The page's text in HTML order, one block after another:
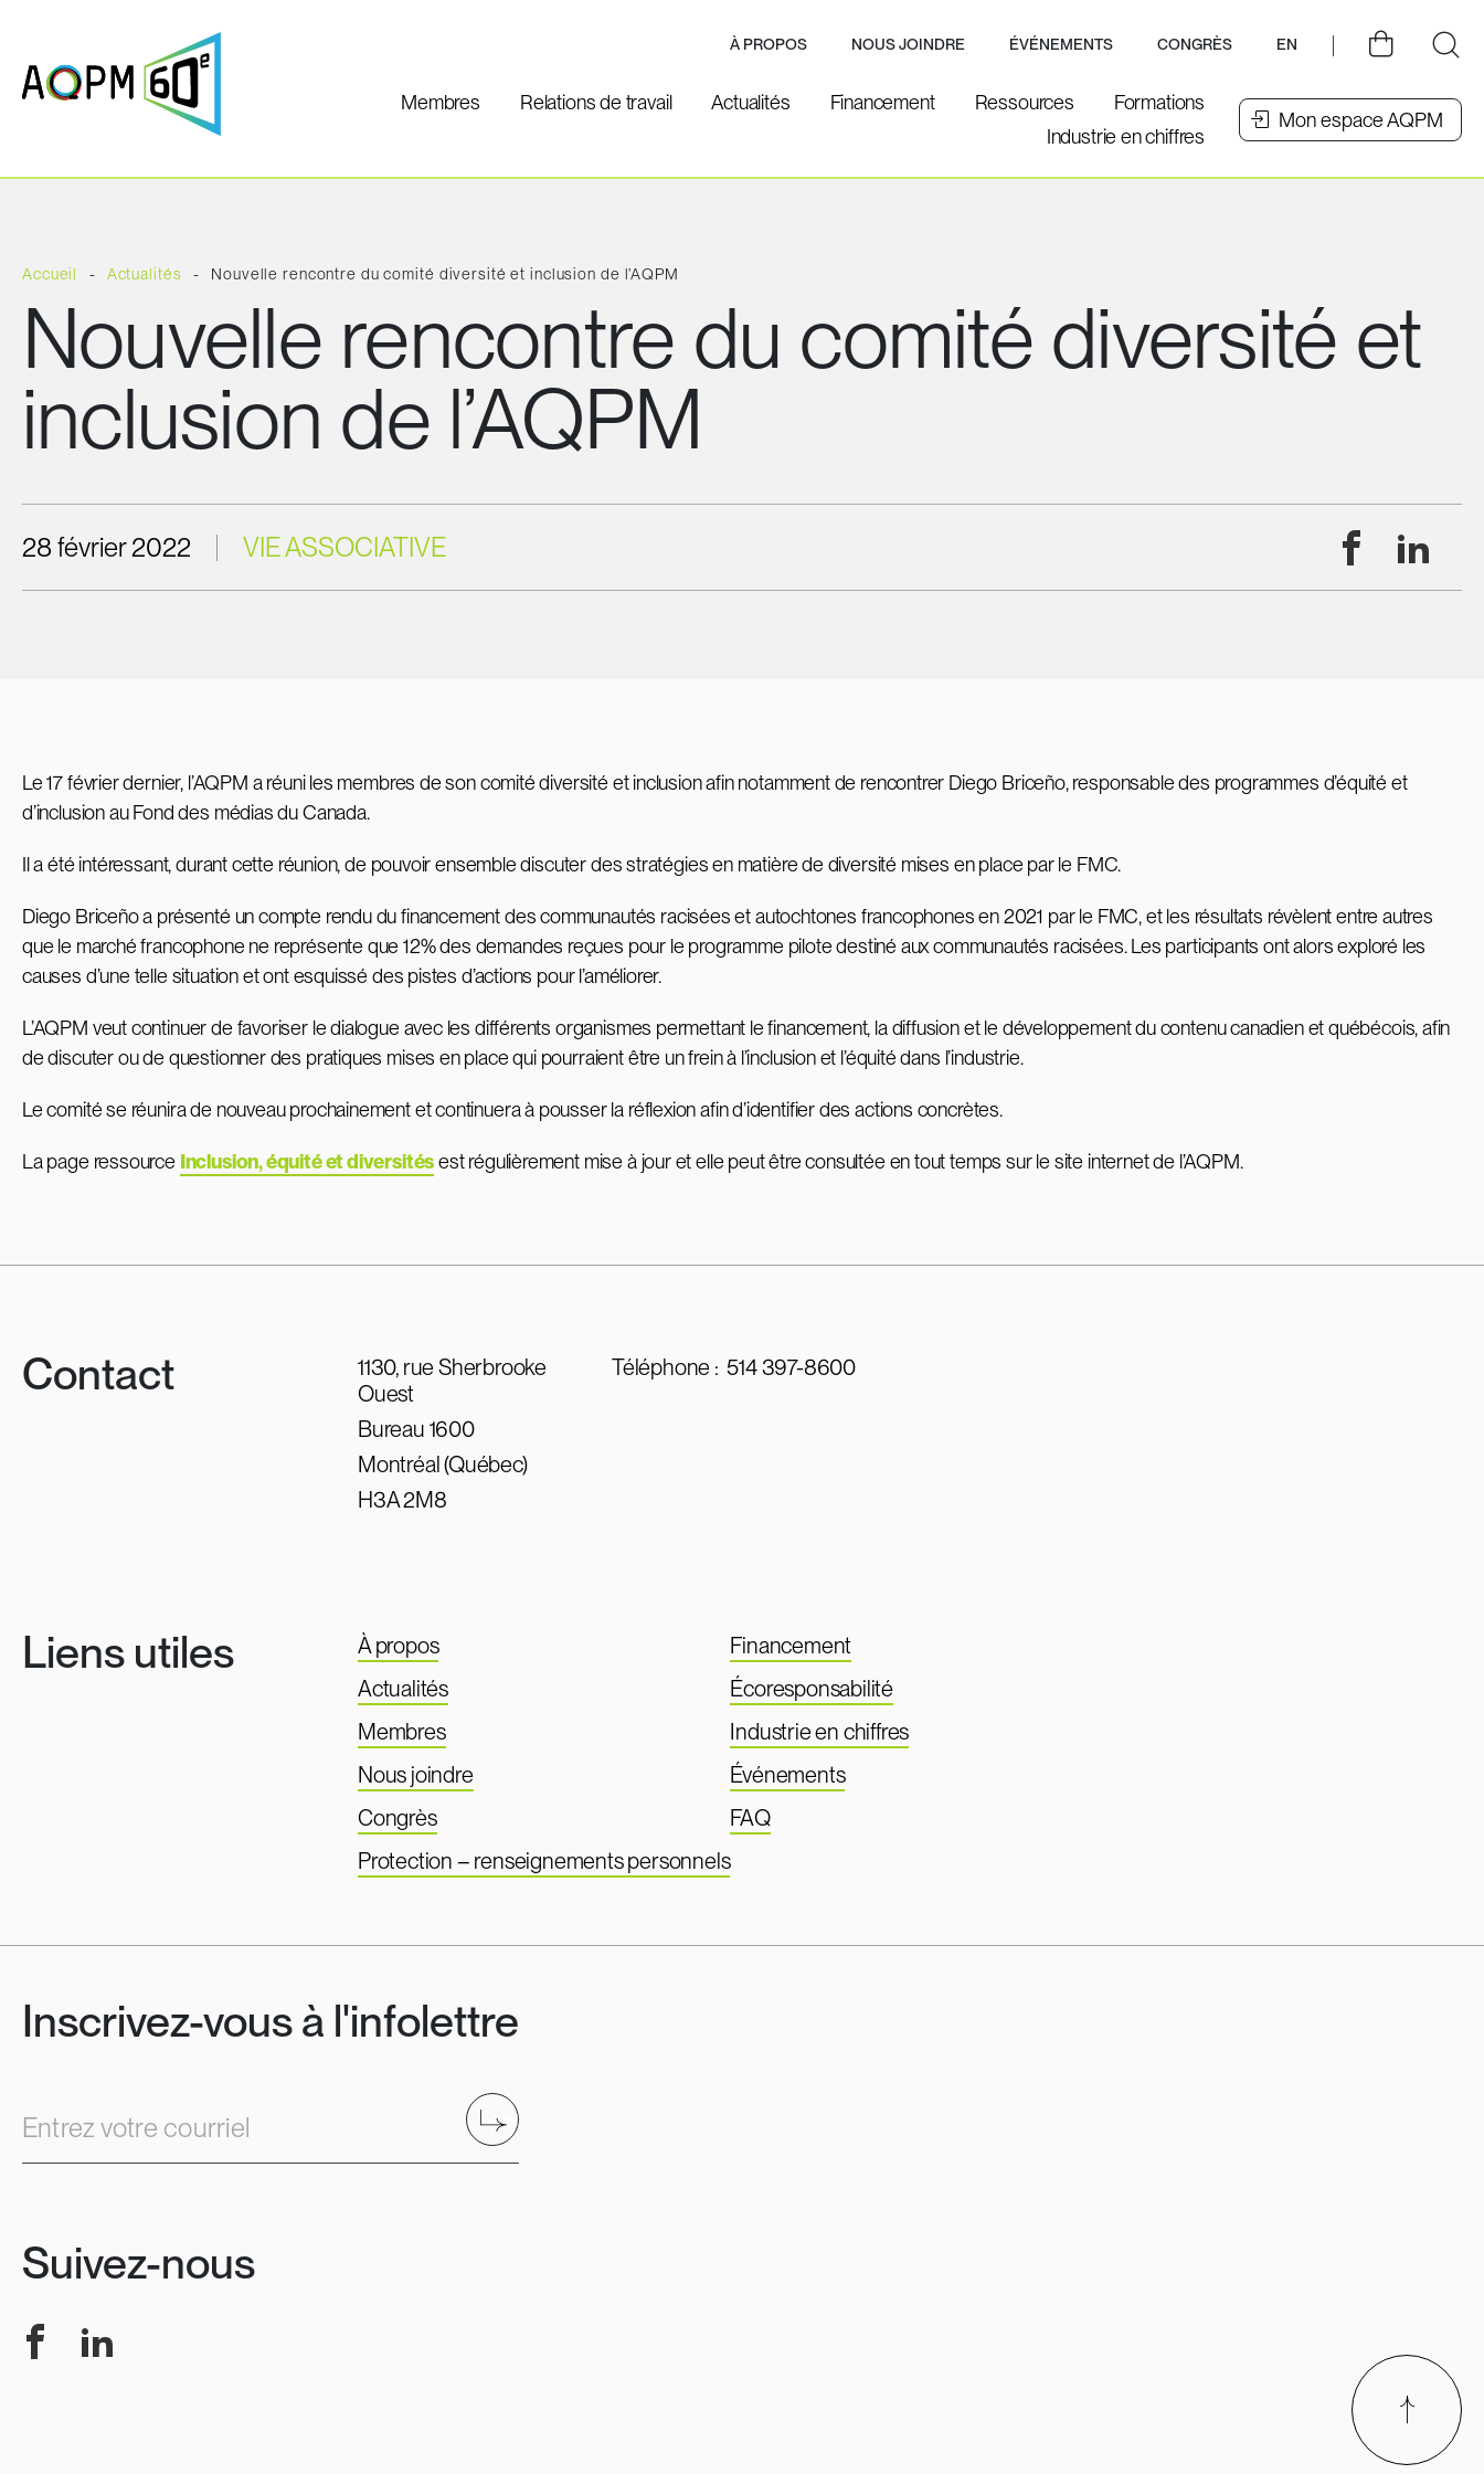
À PROPOS NOUS JOINDRE ÉVÉNEMENTS CONGRÈS EN
Membres Relations de travail Actualités Financement Ressources
Formations
Industrie en chiffres
Mon espace AQPM
Accueil Actualités Nouvelle rencontre du comité diversité et inclusion de l’AQPM
Nouvelle rencontre du comité diversité et
inclusion de l’AQPM
28 février 2022 VIE ASSOCIATIVE Facebook
Le 17 février dernier, l’AQPM a réuni les membres de son comité diversité et inclusion afin notamment de rencontrer Diego Briceño, responsable des programmes d’équité et
d’inclusion au Fond des médias du Canada.
Il a été intéressant, durant cette réunion, de pouvoir ensemble discuter des stratégies en matière de diversité mises en place par le FMC.
Diego Briceño a présenté un compte rendu du financement des communautés racisées et autochtones francophones en 2021 par le FMC, et les résultats révèlent entre autres
que le marché francophone ne représente que 12% des demandes reçues pour le programme pilote destiné aux communautés racisées. Les participants ont alors exploré les
causes d’une telle situation et ont esquissé des pistes d’actions pour l’améliorer.
L’AQPM veut continuer de favoriser le dialogue avec les différents organismes permettant le financement, la diffusion et le développement du contenu canadien et québécois, afin
de discuter ou de questionner des pratiques mises en place qui pourraient être un frein à l’inclusion et l’équité dans l’industrie.
Le comité se réunira de nouveau prochainement et continuera à pousser la réflexion afin d’identifier des actions concrètes.
La page ressource Inclusion, équité et diversitésest régulièrement mise à jour et elle peut être consultée en tout temps sur le site internet de l’AQPM.
Contact
1130, rue Sherbrooke
Ouest
Bureau 1600
Montréal (Québec)
H3A 2M8
Téléphone :514 397-8600
Liens utiles
À propos
Actualités
Membres
Nous joindre
Congrès
Protection – renseignements personnels
Financement
Écoresponsabilité
Industrie en chiffres
Événements
FAQ
Inscrivez-vous à l'infolettre
Entrez votre courriel Envoyer
Suivez-nous
FacebookLinkedIn